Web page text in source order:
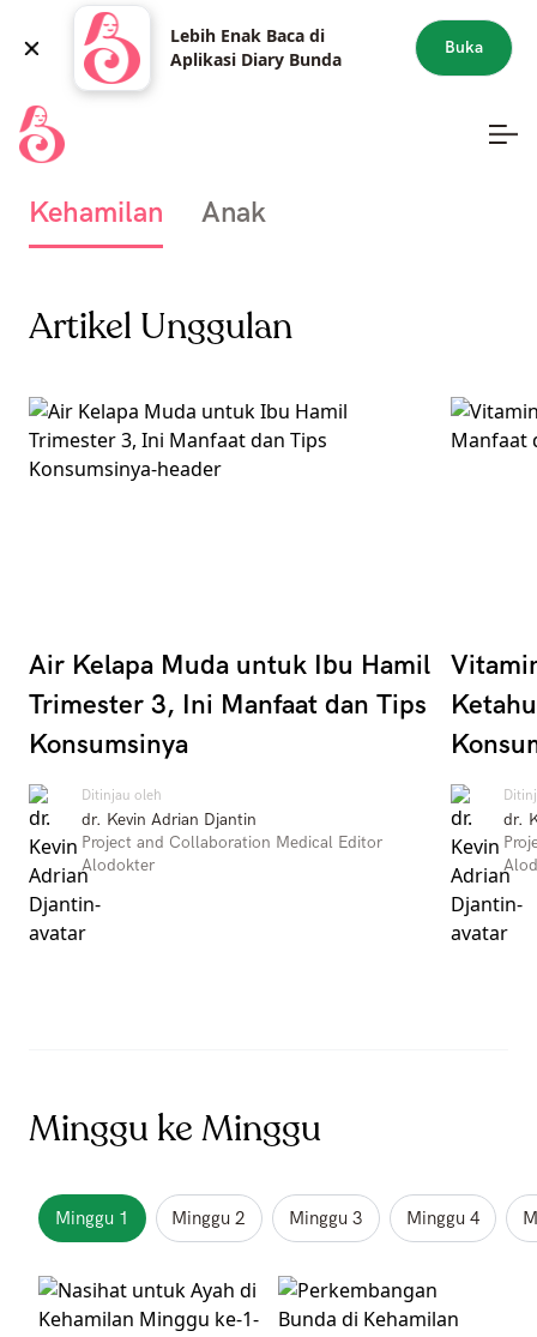
Lebih Enak Baca di
Aplikasi Diary Bunda
Buka
Kehamilan Anak
Artikel Unggulan
Air Kelapa Muda untuk Ibu Hamil
Trimester 3, Ini Manfaat dan Tips
Konsumsinya
Ditinjau oleh
dr. Kevin Adrian Djantin
Project and Collaboration Medical Editor
Alodokter
dr.
Minggu ke Minggu
Minggu 1 Minggu 2 Minggu 3 Minggu 4